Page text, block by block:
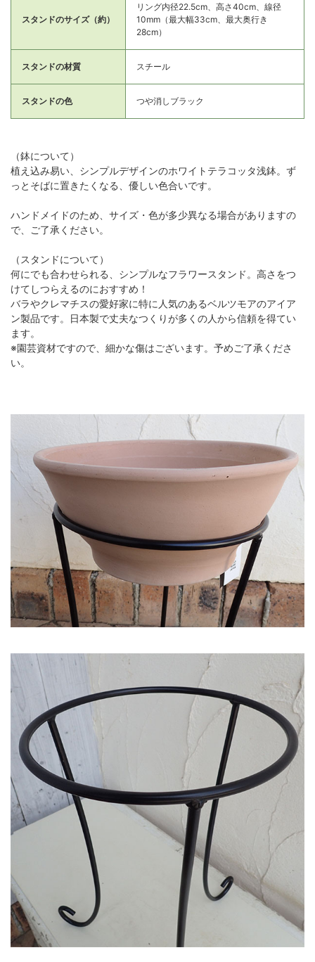
スタンドのサイズ（約）
リング内径22.5cm、高さ40cm、線径
10mm（最大幅33cm、最大奥行き
28cm）
スタンドの材質 スチール
スタンドの色 つや消しブラック
（鉢について）
植え込み易い、シンプルデザインのホワイトテラコッタ浅鉢。ず
っとそばに置きたくなる、優しい色合いです。
ハンドメイドのため、サイズ・色が多少異なる場合がありますの
で、ご了承ください。
（スタンドについて）
何にでも合わせられる、シンプルなフラワースタンド。高さをつ
けてしつらえるのにおすすめ！
バラやクレマチスの愛好家に特に人気のあるベルツモアのアイア
ン製品です。日本製で丈夫なつくりが多くの人から信頼を得てい
ます。
※園芸資材ですので、細かな傷はございます。予めご了承くださ
い。